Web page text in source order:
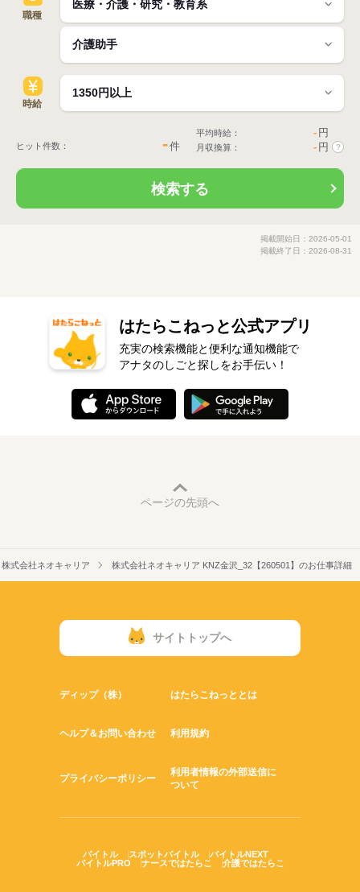
職種
時給
ヒット件数： -件
平均時給： - 円
月収換算： - 円 ?
検索する
掲載開始日：2026-05-01
掲載終了日：2026-08-31
はたらこねっと公式アプリ
充実の検索機能と便利な通知機能で
アナタのしごと探しをお手伝い！
ページの先頭へ
株式会社ネオキャリア 株式会社ネオキャリア KNZ金沢_32【260501】のお仕事詳細
サイトトップへ
ディップ（株） はたらこねっととは
ヘルプ＆お問い合わせ 利用規約
プライバシーポリシー
利用者情報の外部送信に
ついて
バイトル スポットバイトル
バイトルNEXT
バイトルPRO
ナースではたらこ 介護ではたらこ